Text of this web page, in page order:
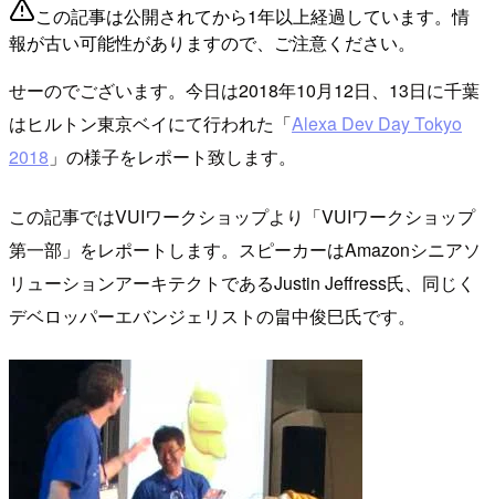
この記事は公開されてから1年以上経過しています。情
報が古い可能性がありますので、ご注意ください。
せーのでございます。今日は2018年10月12日、13日に千葉
はヒルトン東京ベイにて行われた「Alexa Dev Day Tokyo
2018 」の様子をレポート致します。
この記事ではVUIワークショップより「VUIワークショップ
第一部」をレポートします。スピーカーはAmazonシニアソ
リューションアーキテクトであるJustin Jeffress氏、同じく
デベロッパーエバンジェリストの畠中俊巳氏です。